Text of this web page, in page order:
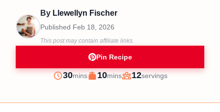
By Llewellyn Fischer
Published Feb 18, 2026
This post may contain affiliate links.
Pin Recipe
Prep
30minutes
mins
Cook
10minutes
mins
Servings
12servings